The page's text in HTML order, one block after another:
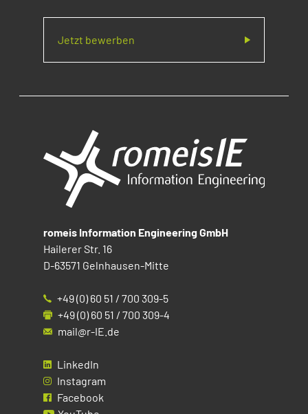
Jetzt bewerben
romeis Information Engineering GmbH
Hailerer Str. 16
D-63571 Gelnhausen-Mitte
+49 (0) 60 51 / 700 309-5
+49 (0) 60 51 / 700 309-4
mail@r-IE.de
LinkedIn
Instagram
Facebook